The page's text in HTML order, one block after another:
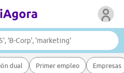
dual Primer empleo Empresas